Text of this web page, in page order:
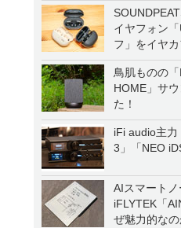
イヤフォン
フ」をイヤ
鳥肌ものの
HOME」サ
た！
iFi audio主
3」「NEO
AIスマート
iFLYTEK「
ぜ魅力的なの